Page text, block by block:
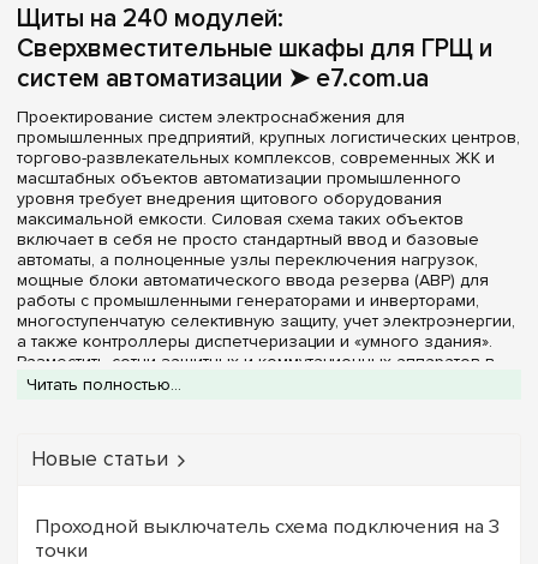
11(+9)
12(+47)
13(+15)
14(+13)
18(+51)
22(+3)
24(+67)
26(+10)
28 (+11)
36 (+68)
39
48
54(+36)
56(+2)
В комплекте(1)
Нет в комплекте(1)
Материал корпуса
Металл(2)
Дверца
Непрозрачная(2)
Серия
Univers(2)
Цвет корпуса
Степень защиты IP
Щиты на 240 модулей:
Сверхвместительные шкафы для ГРЩ и
систем автоматизации ➤ e7.com.ua
Проектирование систем электроснабжения для
промышленных предприятий, крупных логистических центров,
торгово-развлекательных комплексов, современных ЖК и
масштабных объектов автоматизации промышленного
уровня требует внедрения щитового оборудования
максимальной емкости. Силовая схема таких объектов
включает в себя не просто стандартный ввод и базовые
автоматы, а полноценные узлы переключения нагрузок,
мощные блоки автоматического ввода резерва (АВР) для
работы с промышленными генераторами и инверторами,
многоступенчатую селективную защиту, учет электроэнергии,
а также контроллеры диспетчеризации и «умного здания».
Разместить сотни защитных и коммутационных аппаратов в
рамках единого конструктива позволяет
главного распределительного щита (ГРЩ) или мощного
линий большого сечения.
В специализированном интернет-магазине
Читать полностью...
Новые статьи
Проходной выключатель схема подключения на 3
точки